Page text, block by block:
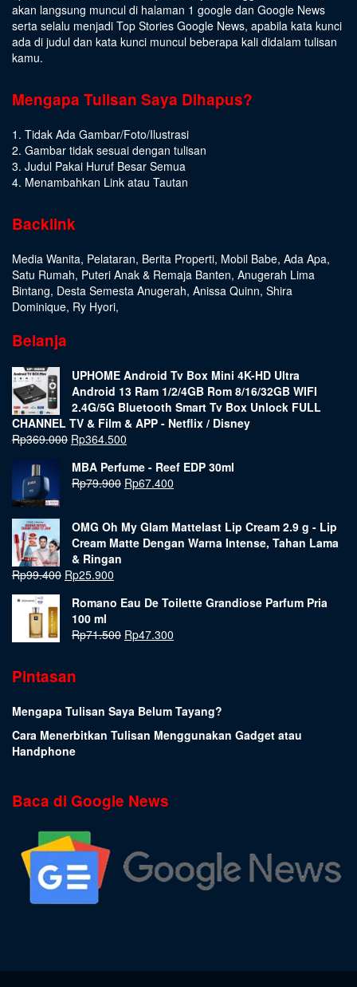
akan langsung muncul di halaman 1 google dan Google News
serta selalu menjadi Top Stories Google News, apabila kata kunci
ada di judul dan kata kunci muncul beberapa kali didalam tulisan
kamu.
Mengapa Tulisan Saya Dihapus?
1. Tidak Ada Gambar/Foto/Ilustrasi
2. Gambar tidak sesuai dengan tulisan
3. Judul Pakai Huruf Besar Semua
4. Menambahkan Link atau Tautan
Backlink
Media Wanita, Pelataran, Berita Properti, Mobil Babe, Ada Apa,
Satu Rumah, Puteri Anak & Remaja Banten, Anugerah Lima
Bintang, Desta Semesta Anugerah, Anissa Quinn, Shira
Dominique, Ry Hyori,
Belanja
UPHOME Android Tv Box Mini 4K-HD Ultra
Android 13 Ram 1/2/4GB Rom 8/16/32GB WIFI
2.4G/5G Bluetooth Smart Tv Box Unlock FULL
CHANNEL TV & Film & APP - Netflix / Disney
Rp369.000 Rp364.500
MBA Perfume - Reef EDP 30ml
Rp79.900 Rp67.400
OMG Oh My Glam Mattelast Lip Cream 2.9 g - Lip
Cream Matte Dengan Warna Intense, Tahan Lama
& Ringan
Rp99.400 Rp25.900
Romano Eau De Toilette Grandiose Parfum Pria
100 ml
Rp71.500 Rp47.300
Pintasan
Mengapa Tulisan Saya Belum Tayang?
Cara Menerbitkan Tulisan Menggunakan Gadget atau
Handphone
Baca di Google News